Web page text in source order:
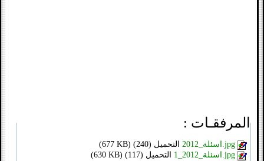
المرفقـات :
اسئلة_2012.jpg التحميل (240)
(
677 KB
)
اسئلة_2012_1.jpg
التحميل (117)
(
630 KB
)